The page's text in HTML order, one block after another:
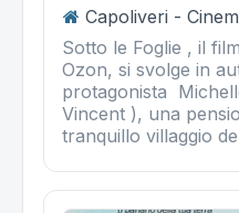
Capoliveri -
Sotto le Foglie , il
Ozon, si svolge in
protagonista
Vincent ), una
tranquillo villaggio